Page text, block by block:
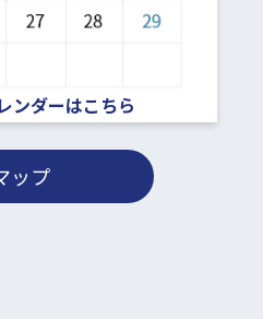
ンダーはこちら
ップ